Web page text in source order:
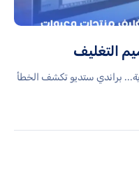
التغليف
براندي ستديو تكشف الخطأ